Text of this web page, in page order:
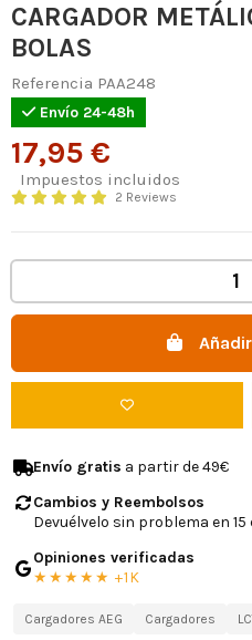
CARGADOR
BOLAS
2 Reviews
Referencia PAA248
Envío 24-48h
17,95 €
Impuestos incluidos
Envío gratis a partir de 49€
Cambios y Reembolsos
Devuélvelo sin problema en 15
Opiniones verificadas
★★★★★ +1K
Cargadores AEG Cargadores